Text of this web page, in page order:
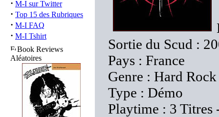
· M-I sur Twitter
· Top 15 des Rubriques
· M-I FAQ
· M-I Tshirt
Book Reviews
Aléatoires
Sortie du Scud :
Pays : France
Genre : Hard Rock
Type : Démo
Playtime : 3 Titres